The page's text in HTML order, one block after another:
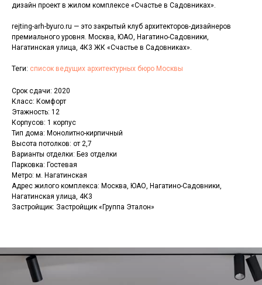
дизайн проект в жилом комплексе «Счастье в Садовниках».
rejting-arh-byuro.ru — это закрытый клуб архитекторов-дизайнеров
премиального уровня. Москва, ЮАО, Нагатино-Садовники,
Нагатинская улица, 4К3 ЖК «Счастье в Садовниках».
Теги: список ведущих архитектурных бюро Москвы
Срок сдачи: 2020
Класс: Комфорт
Этажность: 12
Корпусов: 1 корпус
Тип дома: Монолитно-кирпичный
Высота потолков: от 2,7
Варианты отделки: Без отделки
Парковка: Гостевая
Метро: м. Нагатинская
Адрес жилого комплекса: Москва, ЮАО, Нагатино-Садовники,
Нагатинская улица, 4К3
Застройщик: Застройщик «Группа Эталон»